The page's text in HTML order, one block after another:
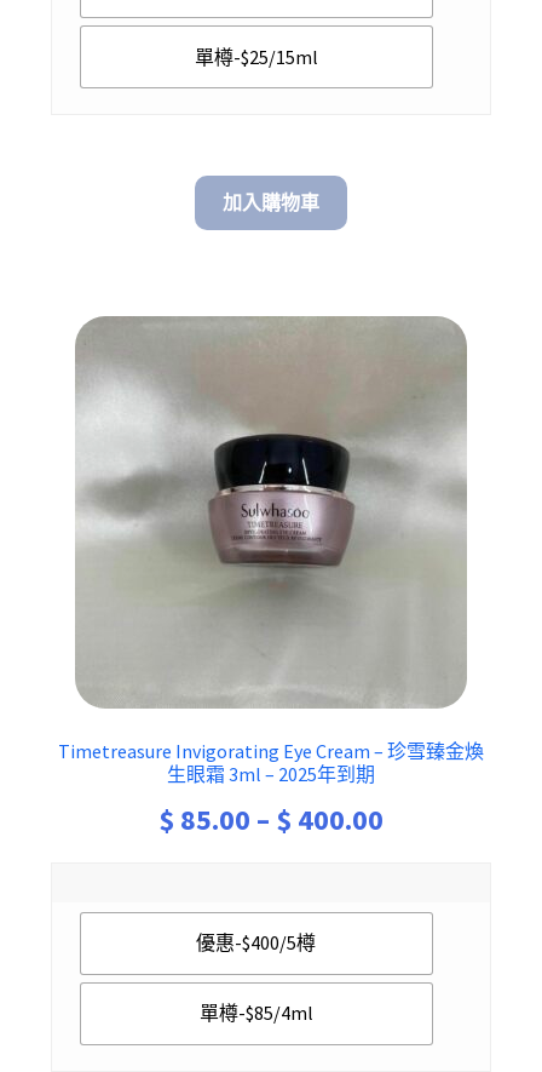
單樽-$25/15ml
加入購物車
Timetreasure Invigorating Eye Cream – 珍雪臻金煥
生眼霜 3ml – 2025年到期
$ 85.00 – $ 400.00
$ 85.00
優惠-$400/5樽
單樽-$85/4ml